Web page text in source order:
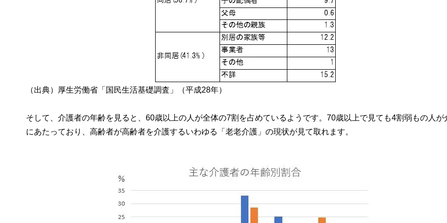
（出典）厚生労働省「国民生活基礎調査」（平成28年）
そして、介護者の年齢を見ると、60歳以上の人が全体の7割を占めているようです。70歳以上で見ても4割弱もの人が
にあたっており、高齢者が高齢者を介護するいわゆる「老老介護」の現状が見て取れます。